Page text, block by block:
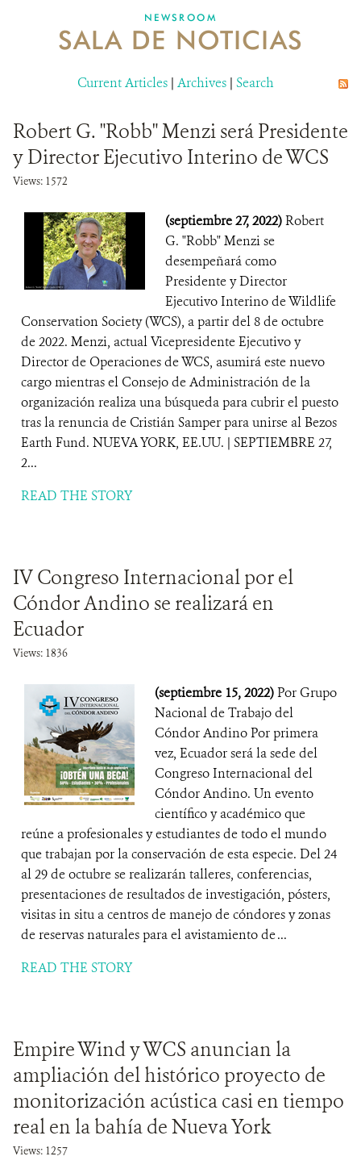
MECANISMO DE ATENCIÓN DE QUEJAS Y RECLAMOS
DONA
NEWSROOM
SALA DE NOTICIAS
Current Articles | Archives | Search
Robert G. "Robb" Menzi será Presidente
y Director Ejecutivo Interino de WCS
Views: 1572
(septiembre 27, 2022)Robert
G. "Robb" Menzi se
desempeñará como
Presidente y Director
Ejecutivo Interino de Wildlife
Conservation Society (WCS), a partir del 8 de octubre
de 2022. Menzi, actual Vicepresidente Ejecutivo y
Director de Operaciones de WCS, asumirá este nuevo
cargo mientras el Consejo de Administración de la
organización realiza una búsqueda para cubrir el puesto
tras la renuncia de Cristián Samper para unirse al Bezos
Earth Fund. NUEVA YORK, EE.UU. | SEPTIEMBRE 27,
2...
READ THE STORY
IV Congreso Internacional por el
Cóndor Andino se realizará en
Ecuador
Views: 1836
(septiembre 15, 2022)Por Grupo
Nacional de Trabajo del
Cóndor Andino Por primera
vez, Ecuador será la sede del
Congreso Internacional del
Cóndor Andino. Un evento
científico y académico que
reúne a profesionales y estudiantes de todo el mundo
que trabajan por la conservación de esta especie. Del 24
al 29 de octubre se realizarán talleres, conferencias,
presentaciones de resultados de investigación, pósters,
visitas in situ a centros de manejo de cóndores y zonas
de reservas naturales para el avistamiento de ...
READ THE STORY
Empire Wind y WCS anuncian la
ampliación del histórico proyecto de
monitorización acústica casi en tiempo
real en la bahía de Nueva York
Views: 1257